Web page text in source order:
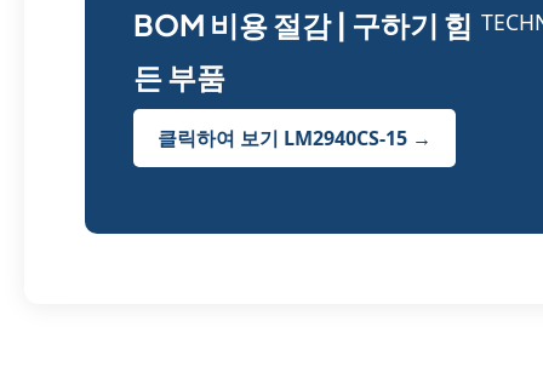
BOM 비용 절감 | 구하기 힘
든 부품
클릭하여 보기 LM2940CS-15 →